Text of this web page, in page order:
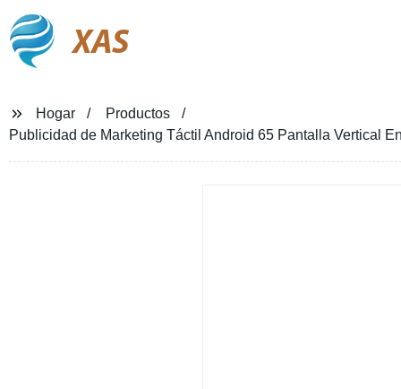
XAS
Hogar
Productos
Publicidad de Marketing Táctil Android 65 Pantalla Vertical